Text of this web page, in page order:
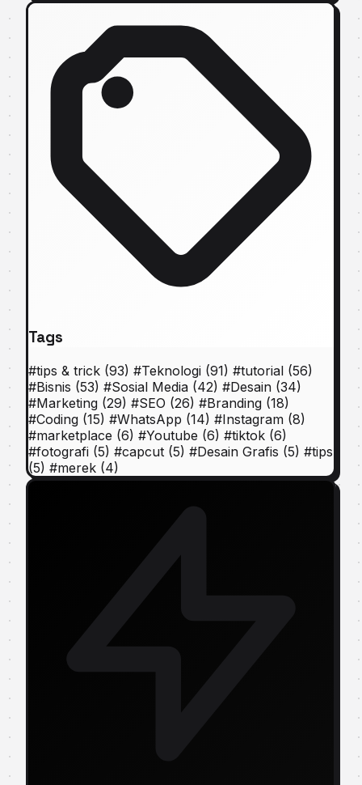
Tags
#tips & trick (93) #Teknologi (91) #tutorial (56)
#Bisnis (53) #Sosial Media (42) #Desain (34)
#Marketing (29) #SEO (26) #Branding (18)
#Coding (15) #WhatsApp (14) #Instagram (8)
#marketplace (6) #Youtube (6) #tiktok (6)
#fotografi (5) #capcut (5) #Desain Grafis (5) #tips
(5) #merek (4)